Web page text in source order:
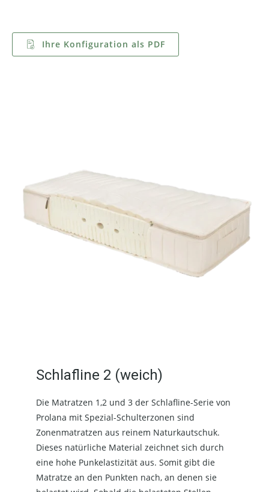
Ihre Konfiguration als PDF
Schlafline 2 (weich)
Die Matratzen 1,2 und 3 der Schlafline-Serie von
Prolana mit Spezial-Schulterzonen sind
Zonenmatratzen aus reinem Naturkautschuk.
Dieses natürliche Material zeichnet sich durch
eine hohe Punkelastizität aus. Somit gibt die
Matratze an den Punkten nach, an denen sie